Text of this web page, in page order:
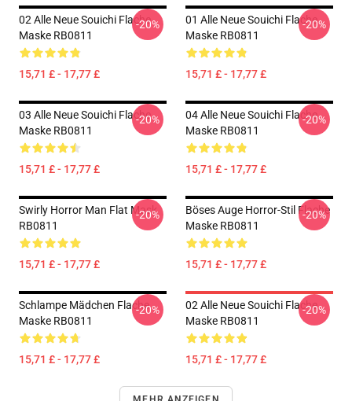
02 Alle Neue Souichi Flache
Maske RB0811
15,71 £ - 17,77 £
-20%
01 Alle Neue Souichi Flache
Maske RB0811
15,71 £ - 17,77 £
-20%
03 Alle Neue Souichi Flache
Maske RB0811
15,71 £ - 17,77 £
-20%
04 Alle Neue Souichi Flache
Maske RB0811
15,71 £ - 17,77 £
-20%
Swirly Horror Man Flat Mask
RB0811
15,71 £ - 17,77 £
-20%
Böses Auge Horror-Stil Flache
Maske RB0811
15,71 £ - 17,77 £
-20%
Schlampe Mädchen Flache
Maske RB0811
15,71 £ - 17,77 £
-20%
02 Alle Neue Souichi Flache
Maske RB0811
15,71 £ - 17,77 £
-20%